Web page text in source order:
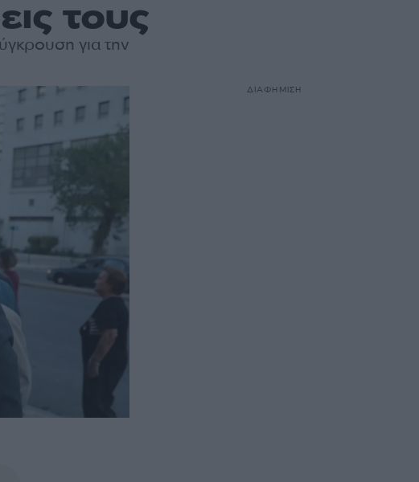
τους
για την
ΔΙΑΦΗΜΙΣΗ